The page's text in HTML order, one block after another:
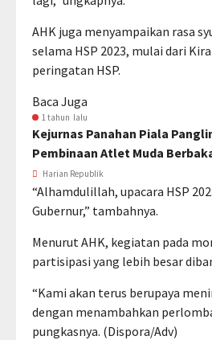
AHK juga menyampaikan rasa
selama HSP 2023, mulai dari
peringatan HSP.
Baca Juga
1 tahun lalu
Kejurnas Panahan Piala
Pembinaan Atlet Muda
Harian Republik
“Alhamdulillah, upacara HSP
Gubernur,” tambahnya.
Menurut AHK, kegiatan pada
partisipasi yang lebih besar
“Kami akan terus berupaya
dengan menambahkan
pungkasnya. (Dispora/Adv)